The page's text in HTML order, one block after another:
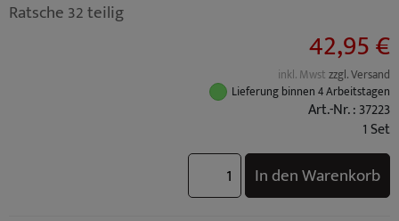
Ratsche 32 teilig
42,95 €
inkl. Mwstzzgl. Versand
Lieferung binnen 4 Arbeitstagen
Art.-Nr. : 37223
1 Set
In den Warenkorb